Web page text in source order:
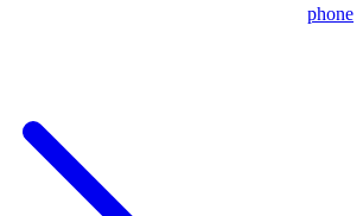
phone